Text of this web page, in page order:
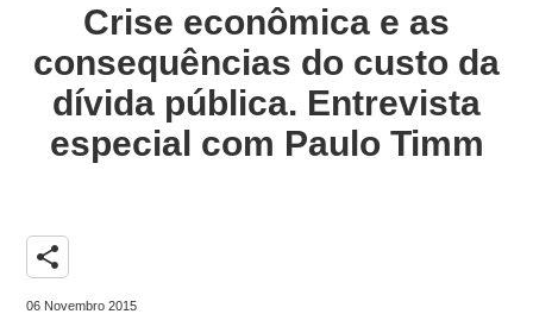
Crise econômica e as
consequências do custo da
dívida pública. Entrevista
especial com Paulo Timm
share
06 Novembro 2015